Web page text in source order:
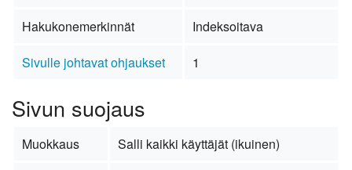
Hakukonemerkinnät
Indeksoitava
Sivulle johtavat ohjaukset
1
Sivun suojaus
Muokkaus
Salli kaikki käyttäjät (ikuinen)